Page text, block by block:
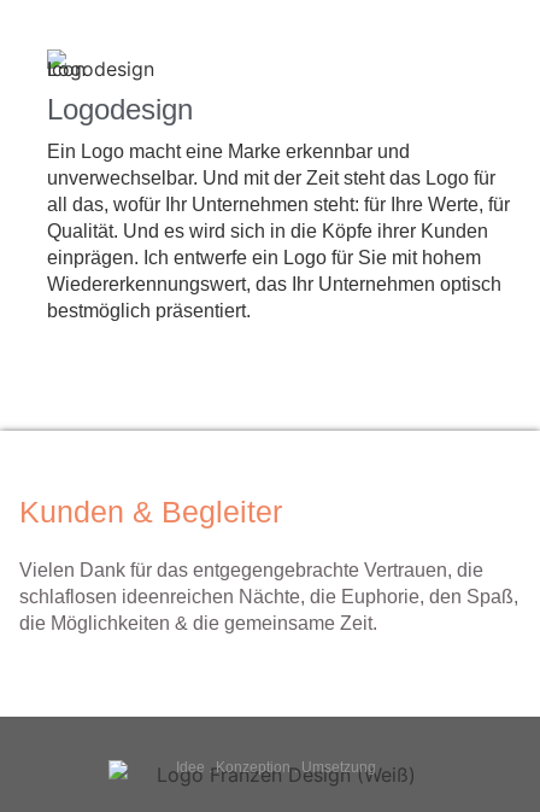
Logodesign
Ein Logo macht eine Marke erkennbar und
unverwechselbar. Und mit der Zeit steht das Logo für
all das, wofür Ihr Unternehmen steht: für Ihre Werte, für
Qualität. Und es wird sich in die Köpfe ihrer Kunden
einprägen. Ich entwerfe ein Logo für Sie mit hohem
Wiedererkennungswert, das Ihr Unternehmen optisch
bestmöglich präsentiert.
Kunden & Begleiter
Vielen Dank für das entgegengebrachte Vertrauen, die
schlaflosen ideenreichen Nächte, die Euphorie, den Spaß,
die Möglichkeiten & die gemeinsame Zeit.
Idee . Konzeption . Umsetzung